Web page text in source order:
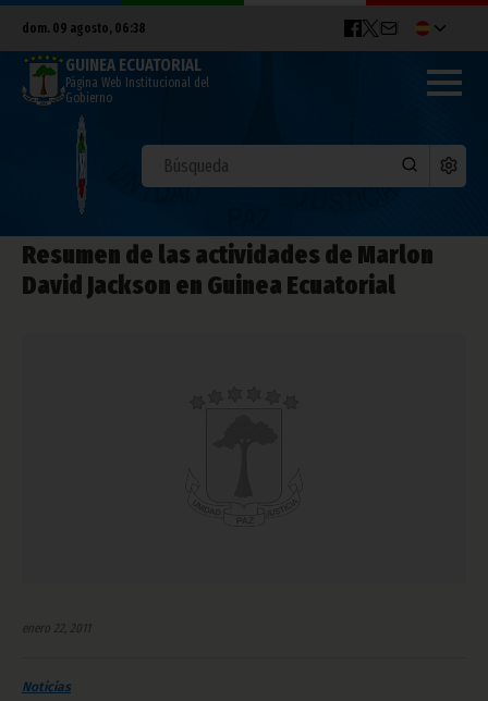
dom. 09 agosto, 06:38
GUINEA ECUATORIAL
Página Web Institucional del
Gobierno
Resumen de las actividades de Marlon
David Jackson en Guinea Ecuatorial
enero 22, 2011
Noticias